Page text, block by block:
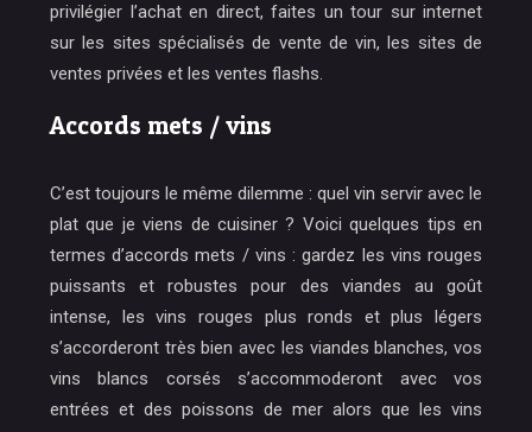
privilégier l’achat en direct, faites un tour sur internet
sur les sites spécialisés de vente de vin, les sites de
ventes privées et les ventes flashs.
Accords mets / vins
C’est toujours le même dilemme : quel vin servir avec le
plat que je viens de cuisiner ? Voici quelques tips en
termes d’accords mets / vins : gardez les vins rouges
puissants et robustes pour des viandes au goût
intense, les vins rouges plus ronds et plus légers
s’accorderont très bien avec les viandes blanches, vos
vins blancs corsés s’accommoderont avec vos
entrées et des poissons de mer alors que les vins